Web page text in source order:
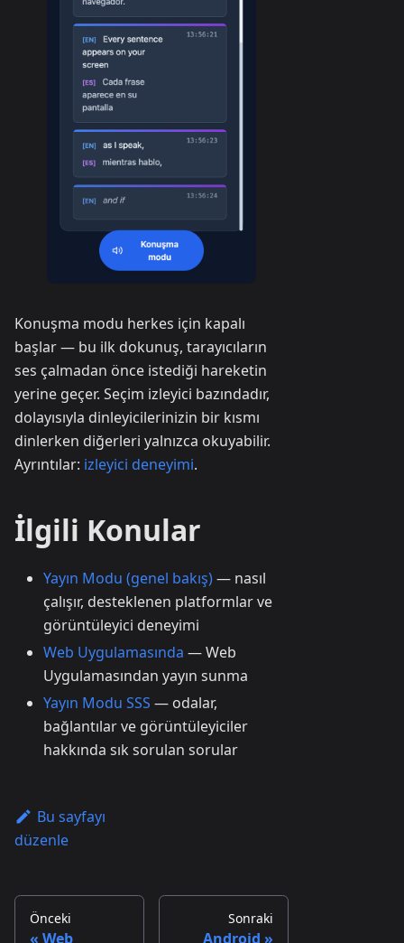
Konuşma modu herkes için kapalı
başlar — bu ilk dokunuş, tarayıcıların
ses çalmadan önce istediği hareketin
yerine geçer. Seçim izleyici bazındadır,
dolayısıyla dinleyicilerinizin bir kısmı
dinlerken diğerleri yalnızca okuyabilir.
Ayrıntılar: izleyici deneyimi.
İlgili Konular
Yayın Modu (genel bakış)— nasıl
çalışır, desteklenen platformlar ve
görüntüleyici deneyimi
Web Uygulamasında — Web
Uygulamasından yayın sunma
Yayın Modu SSS — odalar,
bağlantılar ve görüntüleyiciler
hakkında sık sorulan sorular
Bu sayfayı
düzenle
Önceki
Web
Sonraki
Android